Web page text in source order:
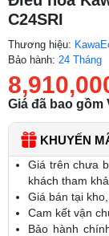
C24SRI
Thương hiệu:
Bảo hành: 24 Tháng
Giá đã bao gồm
KHUYẾN
Giá trên chưa
khách tham
Giá bán tại
Cam kết vận
Bảo hành